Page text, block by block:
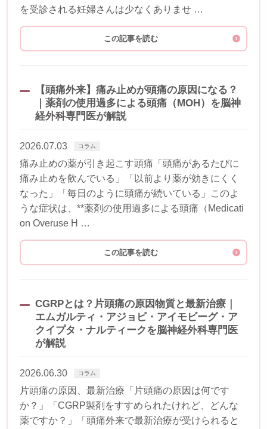
を受診される妊婦さんは少なくありませ …
この記事を読む
【頭痛外来】痛み止めが頭痛の原因になる？
｜薬剤の使用過多による頭痛（MOH）を脳神
経外科専門医が解説
2026.07.03 コラム
痛み止めの薬が引き起こす頭痛「頭痛があるたびに
痛み止めを飲んでいる」「以前より薬が効きにくく
なった」「毎日のように頭痛が続いている」このよ
うな症状は、**薬剤の使用過多による頭痛（Medicati
on Overuse H …
この記事を読む
CGRPとは？片頭痛の原因物質と最新治療｜
エムガルティ・アジョビ・アイモビーグ・ア
クイプタ・ナルティークを脳神経外科専門医
が解説
2026.06.30 コラム
片頭痛の原因、最新治療「片頭痛の原因は何です
か？」「CGRP製剤をすすめられたけれど、どんな
薬ですか？」「頭痛外来で最新治療が受けられると